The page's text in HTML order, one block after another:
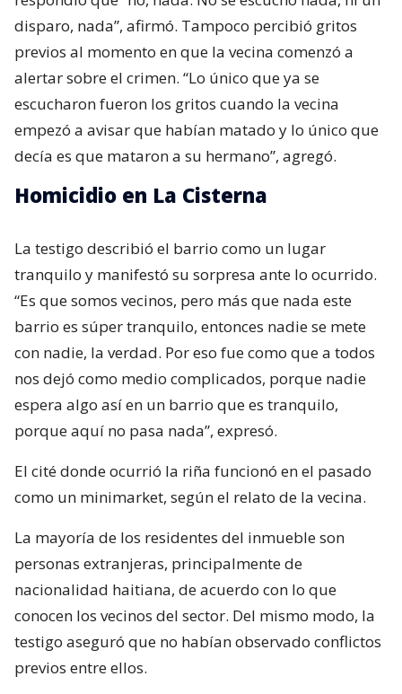
disparo, nada”, afirmó. Tampoco percibió gritos
previos al momento en que la vecina comenzó a
alertar sobre el crimen. “Lo único que ya se
escucharon fueron los gritos cuando la vecina
empezó a avisar que habían matado y lo único que
decía es que mataron a su hermano”, agregó.
Homicidio en La Cisterna
La testigo describió el barrio como un lugar
tranquilo y manifestó su sorpresa ante lo ocurrido.
“Es que somos vecinos, pero más que nada este
barrio es súper tranquilo, entonces nadie se mete
con nadie, la verdad. Por eso fue como que a todos
nos dejó como medio complicados, porque nadie
espera algo así en un barrio que es tranquilo,
porque aquí no pasa nada”, expresó.
El cité donde ocurrió la riña funcionó en el pasado
como un minimarket, según el relato de la vecina.
La mayoría de los residentes del inmueble son
personas extranjeras, principalmente de
nacionalidad haitiana, de acuerdo con lo que
conocen los vecinos del sector. Del mismo modo, la
testigo aseguró que no habían observado conflictos
previos entre ellos.